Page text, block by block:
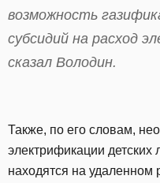
возможность
субсидий на расход
сказал Володин.
Также, по его словам,
электрификации детских
находятся на удаленном